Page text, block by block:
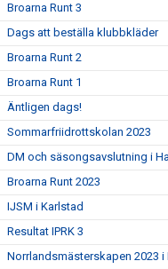
Broarna Runt 3
Dags att beställa klubbkläder
Broarna Runt 2
Broarna Runt 1
Äntligen dags!
Sommarfriidrottskolan 2023
DM och säsongsavslutning i
Broarna Runt 2023
IJSM i Karlstad
Resultat IPRK 3
Norrlandsmästerskapen 2023 i